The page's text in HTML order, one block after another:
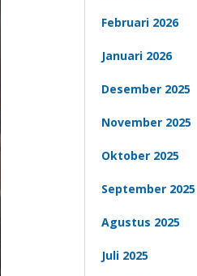
Februari 2026
Januari 2026
Desember 2025
November 2025
Oktober 2025
September 2025
Agustus 2025
Juli 2025